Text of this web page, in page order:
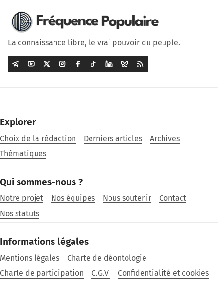
La connaissance libre, le vrai pouvoir du peuple.
Explorer
Choix de la rédaction Derniers articles
Archives
Thématiques
Qui sommes-nous ?
Notre projet Nos équipes Nous soutenir
Contact
Nos statuts
Informations légales
Mentions légales
Charte de déontologie
Charte de participation
C.G.V. Confidentialité et cookies